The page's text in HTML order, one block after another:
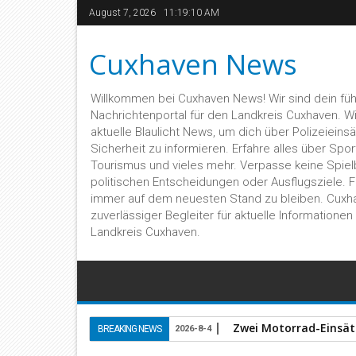
August 7, 2026 11:19:11 AM
Cuxhaven News
Willkommen bei Cuxhaven News! Wir sind dein
Nachrichtenportal für den Landkreis Cuxhaven.
aktuelle Blaulicht News, um dich über
Sicherheit zu informieren. Erfahre alles über
Tourismus und vieles mehr. Verpasse keine
politischen Entscheidungen oder Ausflugsziele.
immer auf dem neuesten Stand zu bleiben.
zuverlässiger Begleiter für aktuelle Informationen
Landkreis Cuxhaven.
BREAKING NEWS Zwei Motorrad-
2026-8-4